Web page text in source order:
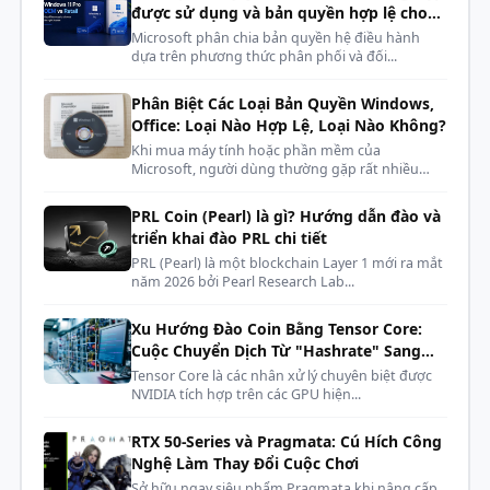
động lâu dài và đáng tin cậy.
MSI MPG A850GF 850W được thiết kế Full
Modular dễ dàng lắp đặt
Tất cả các cáp của bộ nguồn MSI MPG A850GF 850W
cáp dễ dàng hơn và đỡ đau đầu hơn! Nhờ các dây cáp
phẳng, toàn bộ hệ thống có thể được tổ chức tốt hơn
và có nhiều chỗ hơn cho luồng không khí không bị
túi cáp đi kèm
vào
Đầu vào hiện
115Vac/10.0A max. 230Vac/5.0A
Tần số đầu
vào
47Hz ~ 63Hz
Công suất
thực
Up to 90% (80 Plus Gold)
PFC Active PFC
Chứng nhận
bảo vệ
OCP / OVP / OPP / OTP / SCP / UVP
được sử dụng và bản quyền hợp lệ cho
phòng máy, dàn net, cyber
Microsoft phân chia bản quyền hệ điều hành
dựa trên phương thức phân phối và đối...
Phân Biệt Các Loại Bản Quyền Windows,
Office: Loại Nào Hợp Lệ, Loại Nào Không?
Khi mua máy tính hoặc phần mềm của
Microsoft, người dùng thường gặp rất nhiều
PRL Coin (Pearl) là gì? Hướng dẫn đào và
triển khai đào PRL chi tiết
PRL (Pearl) là một blockchain Layer 1 mới ra mắt
năm 2026 bởi Pearl Research Lab...
Xu Hướng Đào Coin Bằng Tensor Core:
Cuộc Chuyển Dịch Từ "Hashrate" Sang
"AI Compute"
Tensor Core là các nhân xử lý chuyên biệt được
NVIDIA tích hợp trên các GPU hiện...
RTX 50-Series và Pragmata: Cú Hích Công
Nghệ Làm Thay Đổi Cuộc Chơi